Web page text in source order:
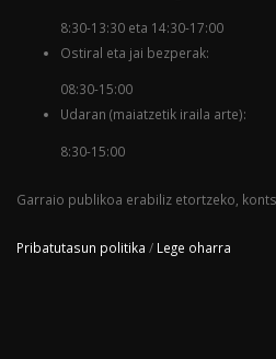
8:30-13:30 eta 14:30-17:00
Ostiral eta jai bezperak:
08:30-15:00
Udaran (maiatzetik iraila arte):
8:30-15:00
Garraio publikoa erabiliz etortzeko,
Pribatutasun politika / Lege oharra